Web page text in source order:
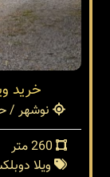
خرید ویلا 260 متری در
نوشهر /
ویلا